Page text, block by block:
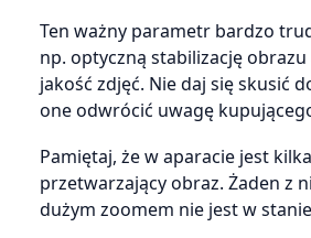
Ten ważny parametr bardzo
np. optyczną stabilizację
jakość zdjęć. Nie daj się skusić
one odwrócić uwagę
Pamiętaj, że w aparacie jest
przetwarzający obraz. Żaden z
dużym zoomem nie jest w